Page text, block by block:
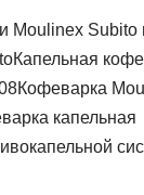
Капельная
Кофеварка
капельная